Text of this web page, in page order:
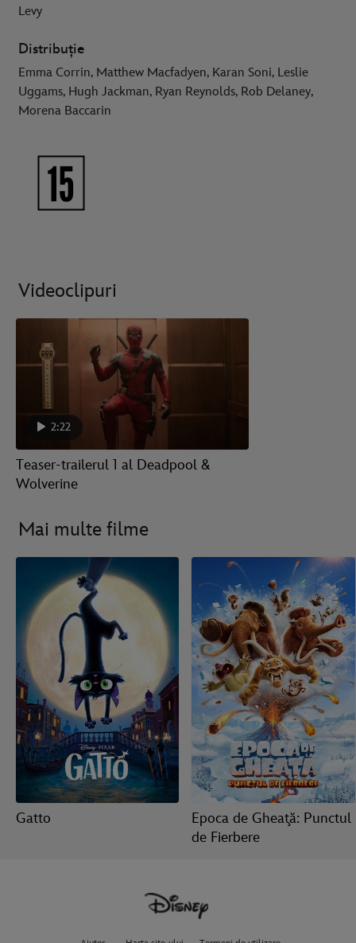
Levy
Distribuție
Emma Corrin, Matthew Macfadyen, Karan Soni, Leslie
Uggams, Hugh Jackman, Ryan Reynolds, Rob Delaney,
Morena Baccarin
Videoclipuri
2:22
Teaser-trailerul 1 al Deadpool &
Wolverine
Mai multe filme
Gatto
Epoca de Gheaţă: Punctul
de Fierbere